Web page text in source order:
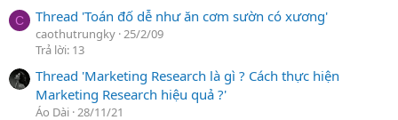
C Thread 'Toán đố dễ như ăn cơm sườn có xương'
caothutrungky 25/2/09
Trả lời: 13
Thread 'Marketing Research là gì ? Cách thực hiện
Marketing Research hiệu quả ?'
Áo Dài 28/11/21